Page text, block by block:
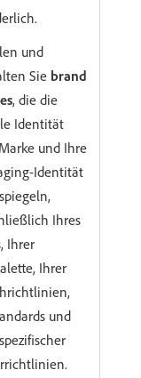
und
Sie brand
, die die
Identität
und Ihre
Identität
Ihres
Ihrer
Ihrer
und